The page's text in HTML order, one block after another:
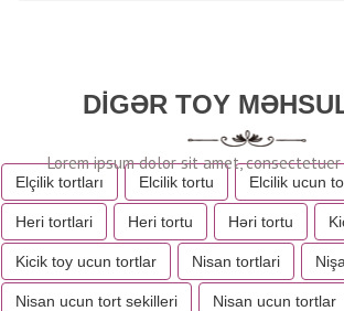
DIGƏR TOY
Elçilik tortları Elcilik tortu Elcilik ucun
Heri tortlari Heri tortu Həri tortu
Kicik toy ucun tortlar Nisan tortlari
Nisan ucun tort sekilleri Nisan ucun tortlar